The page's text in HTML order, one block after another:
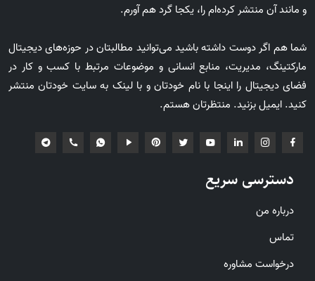
و مانند آن منتشر کرده‌ام را، یکجا گرد هم آورم.
شما هم اگر دوست داشته باشید می‌توانید مطالبتان در حوزه‌های دیجیتال
مارکتینگ، مدیریت، منابع انسانی و موضوعات مرتبط با کسب و کار در
فضای دیجیتال را اینجا با نام خودتان و با لینک به سایت خودتان منتشر
کنید. ایمیل بزنید. منتظرتان هستم.
دسترسی سریع
درباره من
تماس
درخواست مشاوره